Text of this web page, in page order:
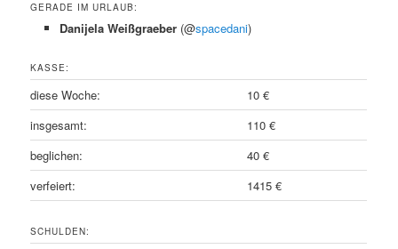
GERADE IM URLAUB:
Danijela Weißgraeber (@spacedani)
KASSE:
diese Woche:
10 €
insgesamt:
110 €
beglichen:
40 €
verfeiert:
1415 €
SCHULDEN: